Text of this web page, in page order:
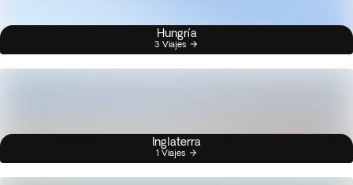
Hungría
3 Viajes
Inglaterra
1 Viajes